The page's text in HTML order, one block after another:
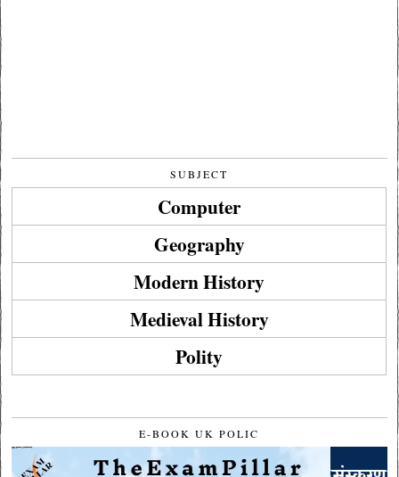
SUBJECT
Computer
Geography
Modern History
Medieval History
Polity
E-BOOK UK POLIC